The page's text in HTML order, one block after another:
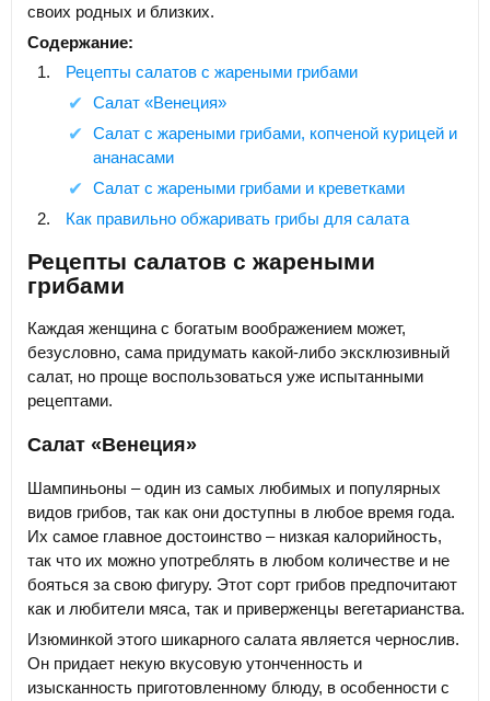
своих родных и близких.
Содержание:
Рецепты салатов с жареными грибами
Салат «Венеция»
Салат с жареными грибами, копченой курицей и
ананасами
Салат с жареными грибами и креветками
Как правильно обжаривать грибы для салата
Рецепты салатов с жареными
грибами
Каждая женщина с богатым воображением может,
безусловно, сама придумать какой-либо эксклюзивный
салат, но проще воспользоваться уже испытанными
рецептами.
Салат «Венеция»
Шампиньоны – один из самых любимых и популярных
видов грибов, так как они доступны в любое время года.
Их самое главное достоинство – низкая калорийность,
так что их можно употреблять в любом количестве и не
бояться за свою фигуру. Этот сорт грибов предпочитают
как и любители мяса, так и приверженцы вегетарианства.
Изюминкой этого шикарного салата является чернослив.
Он придает некую вкусовую утонченность и
изысканность приготовленному блюду, в особенности с